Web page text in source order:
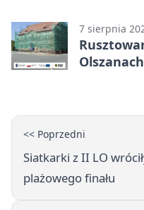
7 sierpnia
<< Poprzedni
Siatkarki z II LO
plażowego finału